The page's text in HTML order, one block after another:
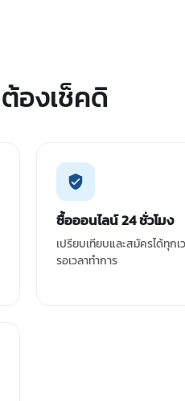
องเช็คดิ
ซื้อออนไลน์ 24 ชั่วโมง
เปรียบเทียบและสมัครได้ทุกเ
รอเวลาทำการ